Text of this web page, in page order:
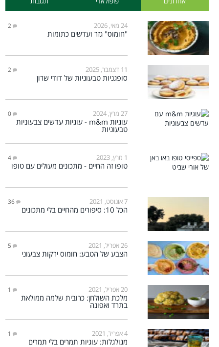
24 מאי, 2026 2
"חומוס" גזר ועדשים כתומות
11 דצמבר, 2025 2
סופגניות טבעוניות של דודי שרון
27 מרץ, 2024 0
עוגיות m&m - עוגיות עדשים צבעוניות
טבעוניות
1 מרץ, 2023 4
טופו זה החיים - מתכונים מעולים עם טופו
7 אוגוסט, 2021 36
הכל 10: סיפורים מהחיים בלי מתכונים
26 אפריל, 2021 5
הצבע של הטבע: חומוס ירקות צבעוני
20 אפריל, 2021 1
מלכת השולחן: כרובית שלמה ממולאת
בתרד ואפונה
4 אפריל, 2021 1
מגולגלות: עוגיות תמרים בלי תמרים